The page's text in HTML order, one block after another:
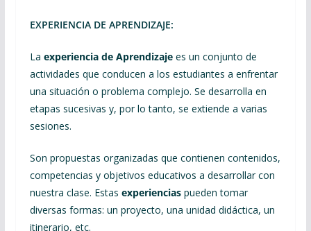
EXPERIENCIA DE APRENDIZAJE:
La experiencia de Aprendizajees un conjunto de
actividades que conducen a los estudiantes a enfrentar
una situación o problema complejo. Se desarrolla en
etapas sucesivas y, por lo tanto, se extiende a varias
sesiones.
Son propuestas organizadas que contienen contenidos,
competencias y objetivos educativos a desarrollar con
nuestra clase. Estas experienciaspueden tomar
diversas formas: un proyecto, una unidad didáctica, un
itinerario, etc.